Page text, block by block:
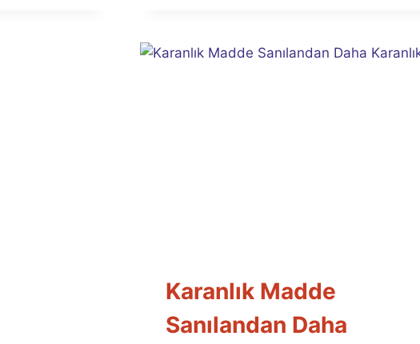
Karanlık Madde
Sanılandan Daha